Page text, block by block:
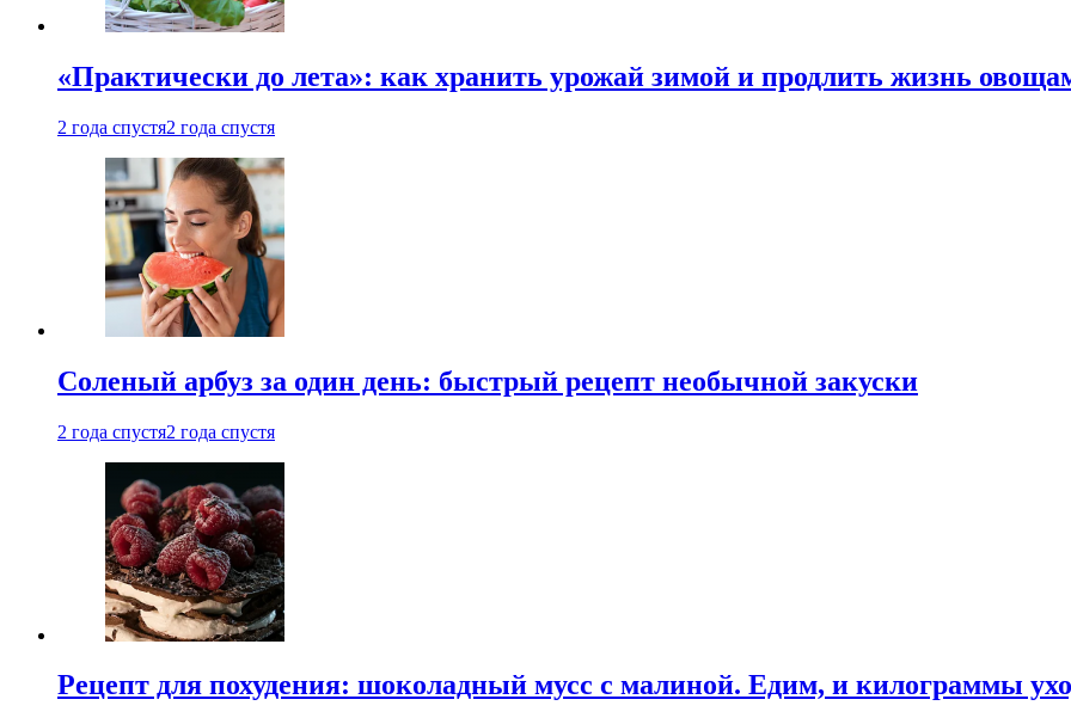
«Практически до лета»: как хранить урожай зимой и продлить жизнь
2 года спустя2 года спустя
Соленый арбуз за один день: быстрый рецепт необычной закуски
2 года спустя2 года спустя
Рецепт для похудения: шоколадный мусс с малиной. Едим, и килограммы